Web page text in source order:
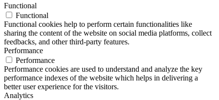
Functional
Functional
Functional cookies help to perform certain functionalities like
sharing the content of the website on social media platforms, collect
feedbacks, and other third-party features.
Performance
Performance
Performance cookies are used to understand and analyze the key
performance indexes of the website which helps in delivering a
better user experience for the visitors.
Analytics